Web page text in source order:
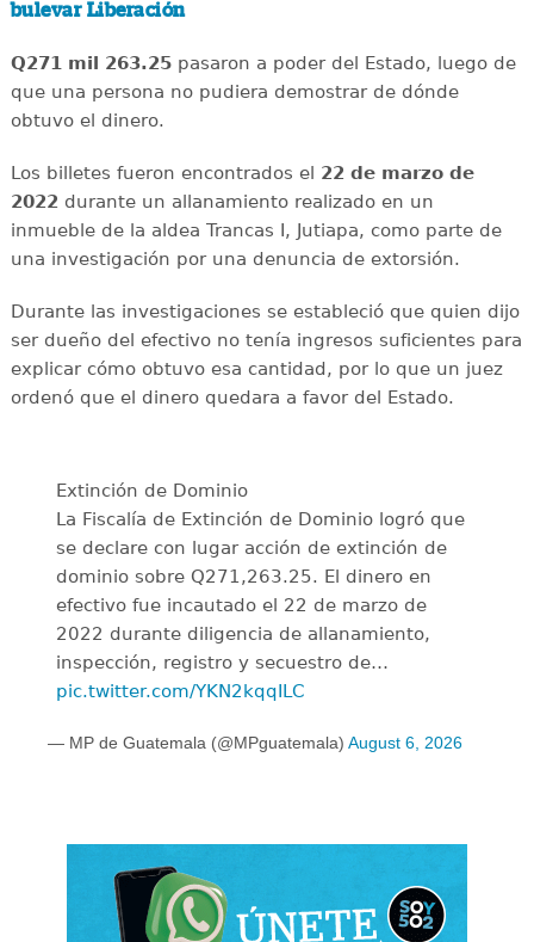
bulevar Liberación
Q271 mil 263.25pasaron a poder del Estado, luego de
que una persona no pudiera demostrar de dónde
obtuvo el dinero.
Los billetes fueron encontrados el 22 de marzo de
2022durante un allanamiento realizado en un
inmueble de la aldea Trancas I, Jutiapa, como parte de
una investigación por una denuncia de extorsión.
Durante las investigaciones se estableció que quien dijo
ser dueño del efectivo no tenía ingresos suficientes para
explicar cómo obtuvo esa cantidad, por lo que un juez
ordenó que el dinero quedara a favor del Estado.
Extinción de Dominio
La Fiscalía de Extinción de Dominio logró que
se declare con lugar acción de extinción de
dominio sobre Q271,263.25. El dinero en
efectivo fue incautado el 22 de marzo de
2022 durante diligencia de allanamiento,
inspección, registro y secuestro de…
pic.twitter.com/YKN2kqqILC
— MP de Guatemala (@MPguatemala) August 6, 2026